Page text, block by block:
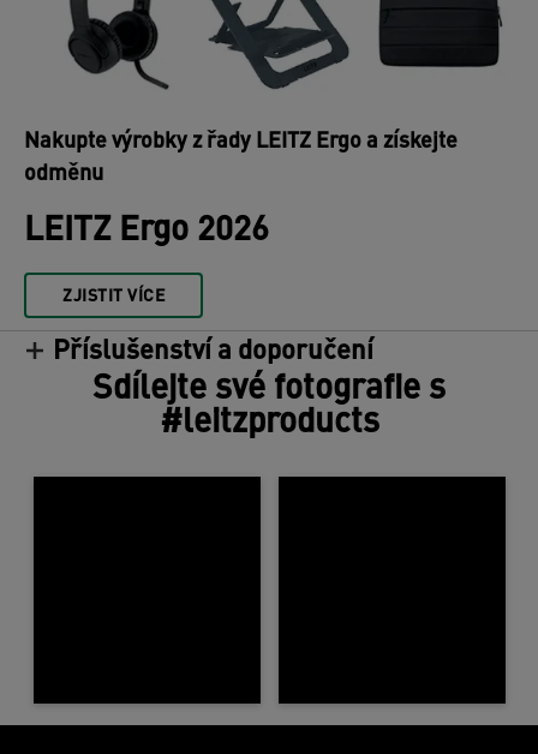
Nakupte výrobky z řady LEITZ Ergo a získejte
odměnu
LEITZ Ergo 2026
ZJISTIT VÍCE
Příslušenství a doporučení
Sdílejte své fotografie s
#leitzproducts